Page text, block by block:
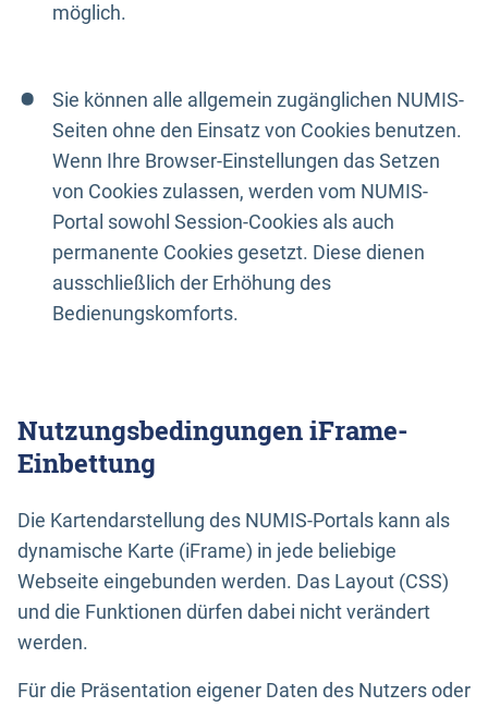
möglich.
Sie können alle allgemein zugänglichen NUMIS-
Seiten ohne den Einsatz von Cookies benutzen.
Wenn Ihre Browser-Einstellungen das Setzen
von Cookies zulassen, werden vom NUMIS-
Portal sowohl Session-Cookies als auch
permanente Cookies gesetzt. Diese dienen
ausschließlich der Erhöhung des
Bedienungskomforts.
Nutzungsbedingungen iFrame-
Einbettung
Die Kartendarstellung des NUMIS-Portals kann als
dynamische Karte (iFrame) in jede beliebige
Webseite eingebunden werden. Das Layout (CSS)
und die Funktionen dürfen dabei nicht verändert
werden.
Für die Präsentation eigener Daten des Nutzers oder